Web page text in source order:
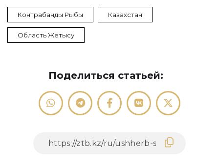
Контрабанды Рыбы Казахстан
Область Жетысу
Поделиться статьей: